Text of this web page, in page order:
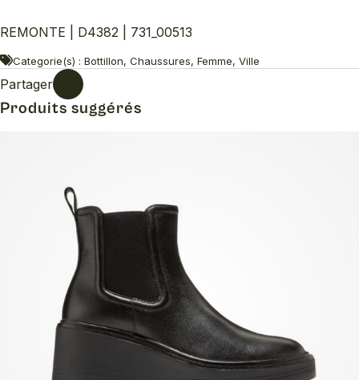
REMONTE | D4382 | 731_00513
Categorie(s) : Bottillon, Chaussures, Femme, Ville
Partager
Produits suggérés